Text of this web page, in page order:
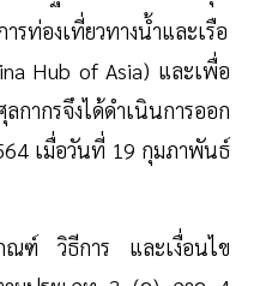
รท่องเที่ยวทางน้ำและเรือ
Hub of Asia) และเพื่อ
กากรจึงได้ดำเนินการออก
เมื่อวันที่ 19 กุมภาพันธ์
กณฑ์ วิธีการ และเงื่อนไข